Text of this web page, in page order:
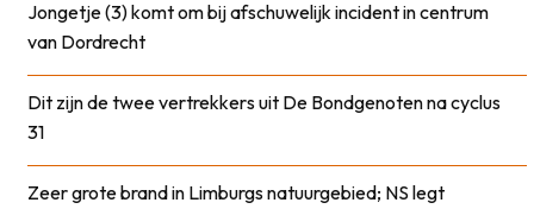
Jongetje (3) komt om bij afschuwelijk incident in centrum
van Dordrecht
Dit zijn de twee vertrekkers uit De Bondgenoten na cyclus
31
Zeer grote brand in Limburgs natuurgebied; NS legt